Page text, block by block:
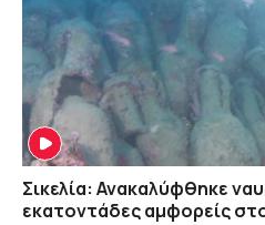
Σικελία: Ανακαλύφθηκε
εκατοντάδες αμφορείς